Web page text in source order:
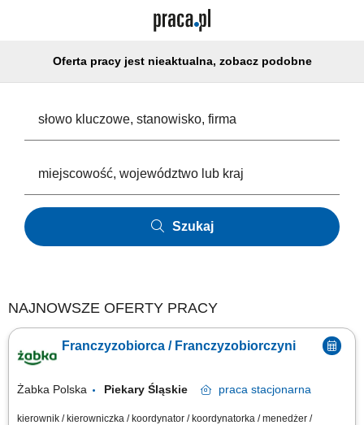
Oferta pracy jest nieaktualna, zobacz podobne
Szukaj
NAJNOWSZE OFERTY PRACY
Franczyzobiorca / Franczyzobiorczyni
Żabka Polska Piekary Śląskie praca stacjonarna
kierownik / kierowniczka / koordynator / koordynatorka / menedżer /